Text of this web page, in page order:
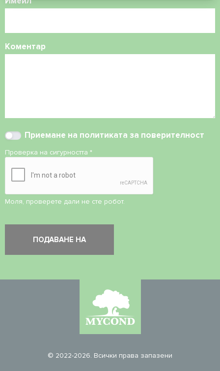
Коментар
Приемане на политиката за поверителност
Проверка на сигурността *
Моля, проверете дали не сте робот.
© 2022-2026. Всички права запазени